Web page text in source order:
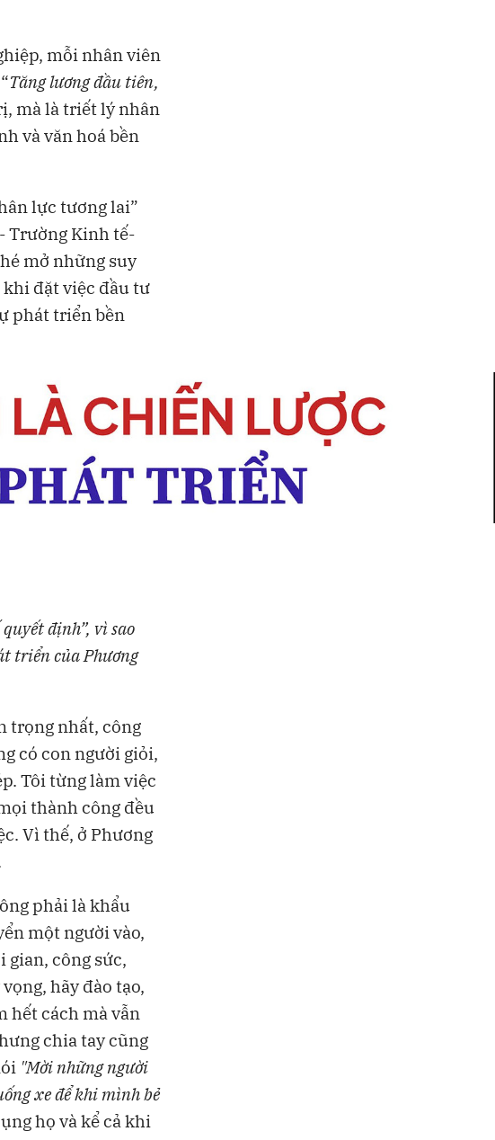
mỗi nhân viên
Tăng lương đầu tiên,
mà là triết lý nhân
và văn hoá bền
lực tương lai”
Trường Kinh tế-
mở những suy
khi đặt việc đầu tư
phát triển bền
định”, vì sao
triển của Phương
trọng nhất, công
có con người giỏi,
Tôi từng làm việc
thành công đều
Vì thế, ở Phương
phải là khẩu
một người vào,
gian, công sức,
hãy đào tạo,
hết cách mà vẫn
chia tay cũng
"Mời những người
xe để khi mình bẻ
họ và kể cả khi